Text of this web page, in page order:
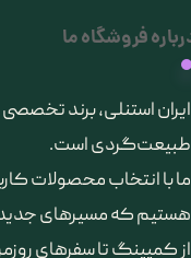
فروشگاه ما
​ایران استنلی، برند
طبیعت‌گردی است.
ما با انتخاب محصولات
هستیم که مسیرهای جدید
از کمپینگ تا سفرهای